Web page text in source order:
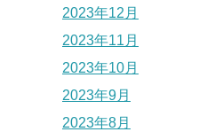
2023年12月
2023年11月
2023年10月
2023年9月
2023年8月